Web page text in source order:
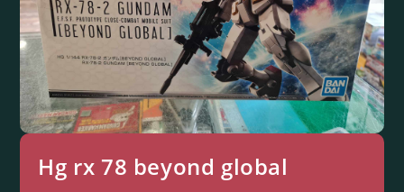
Hg rx 78 beyond global